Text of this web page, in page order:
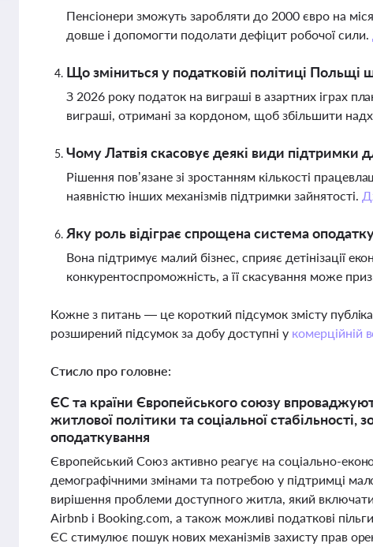
Пенсіонери зможуть заробляти до 2000 євро на
довше і допомогти подолати дефіцит робочої сили.
Що зміниться у податковій політиці Польщі
З 2026 року податок на виграші в азартних іграх
виграші, отримані за кордоном, щоб збільшити
Чому Латвія скасовує деякі види підтримки
Рішення пов’язане зі зростанням кількості
наявністю інших механізмів підтримки зайнятості.
Яку роль відіграє спрощена система
Вона підтримує малий бізнес, сприяє детінізації
конкурентоспроможність, а її скасування може
Кожне з питань — це короткий підсумок змісту
розширений підсумок за добу доступні у комерційній
Стисло про головне:
ЄС та країни Європейського союзу
житлової політики та соціальної
оподаткування
Європейський Союз активно реагує на соціально-
демографічними змінами та потребою у підтримці
вирішення проблеми доступного житла, який
Airbnb і Booking.com, а також можливі податкові
ЄС стимулює пошук нових механізмів захисту прав